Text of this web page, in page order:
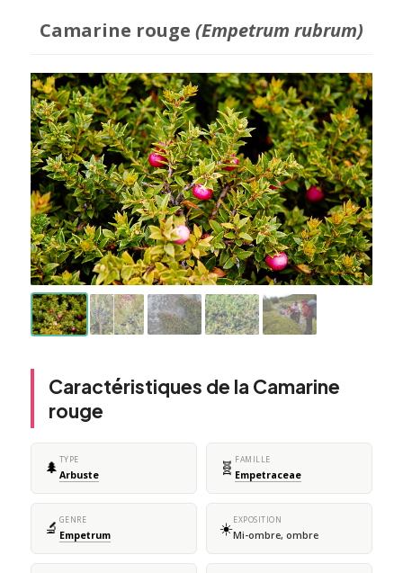
Camarine rouge (Empetrum rubrum)
Caractéristiques de la Camarine
rouge
🌲 TYPE
Arbuste 🧬 FAMILLE
Empetraceae
🔬 GENRE
Empetrum ☀️EXPOSITION
Mi-ombre, ombre